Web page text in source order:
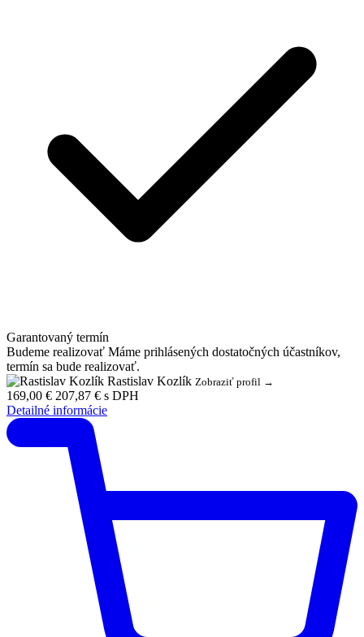
Garantovaný termín
Budeme realizovať Máme prihlásených dostatočných účastníkov,
termín sa bude realizovať.
Rastislav Kozlík Zobraziť profil →
169,00 € 207,87 € s DPH
Detailné informácie